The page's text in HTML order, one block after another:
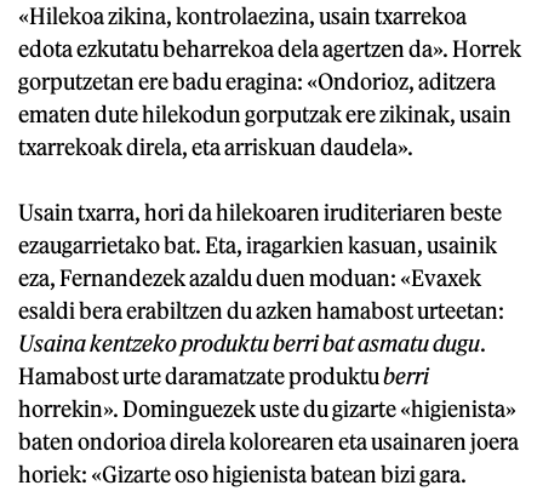
«Hilekoa zikina, kontrolaezina, usain txarrekoa
edota ezkutatu beharrekoa dela agertzen da». Horrek
gorputzetan ere badu eragina: «Ondorioz, aditzera
ematen dute hilekodun gorputzak ere zikinak, usain
txarrekoak direla, eta arriskuan daudela».
Usain txarra, hori da hilekoaren iruditeriaren beste
ezaugarrietako bat. Eta, iragarkien kasuan, usainik
eza, Fernandezek azaldu duen moduan: «Evaxek
esaldi bera erabiltzen du azken hamabost urteetan:
Usaina kentzeko produktu berri bat asmatu dugu.
Hamabost urte daramatzate produktuberri
horrekin». Dominguezek uste du gizarte «higienista»
baten ondorioa direla kolorearen eta usainaren joera
horiek: «Gizarte oso higienista batean bizi gara.